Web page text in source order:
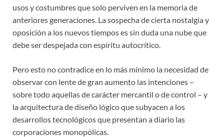
usos y costumbres que solo perviven en la memoria de
anteriores generaciones. La sospecha de cierta nostalgia y
oposición a los nuevos tiempos es sin duda una nube que
debe ser despejada con espíritu autocrítico.
Pero esto no contradice en lo más mínimo la necesidad de
observar con lente de gran aumento las intenciones –
sobre todo aquellas de carácter mercantil o de control – y
la arquitectura de diseño lógico que subyacen a los
desarrollos tecnológicos que presentan a diario las
corporaciones monopólicas.